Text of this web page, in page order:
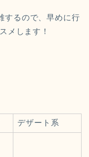
するので、早めに行
メします！
デザート系